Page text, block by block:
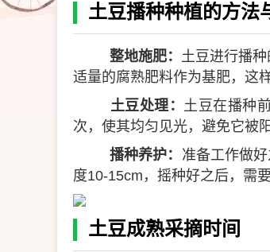
土豆播种种植的方法
整地施肥： 土豆进行播
适量的腐熟肥料作为基肥，这
土豆处理： 土豆在播种
次，使其均匀见光，避免它被
播种养护： 准备工作做
度10-15cm，摇种好之后，需
土豆成熟采摘时间